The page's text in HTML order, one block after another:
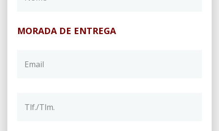
MORADA DE ENTREGA